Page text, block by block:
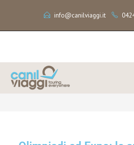
info@canilviaggi.it
> Olimpiadi ed Expo: le speranze per il